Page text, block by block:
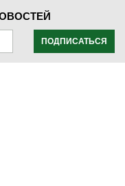
ПОДПИСАТЬСЯ